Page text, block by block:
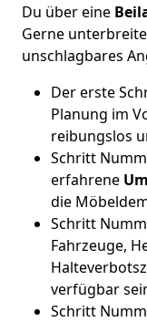
Du über eine
Gerne
unschlagbares
Der erste
Planung im
reibungslos
Schritt
erfahrene
die
Schritt
Fahrzeuge,
verfügbar
Schritt